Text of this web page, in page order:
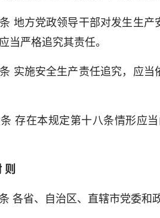
方党政领导干部对发生生产
当严格追究其责任。
施安全生产责任追究，应当
在本规定第十八条情形应当
省、自治区、直辖市党委和